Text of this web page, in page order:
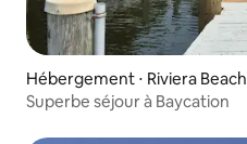
Hébergement ⋅ Riviera Beach
Superbe séjour à Baycation